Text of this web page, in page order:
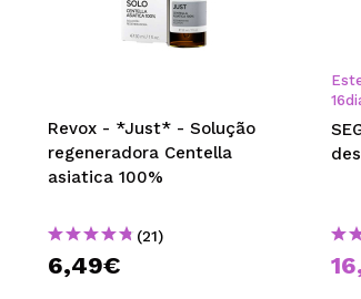
Revox - *Just* - Solução
regeneradora Centella
asiatica 100%
(21)
6,49€
16